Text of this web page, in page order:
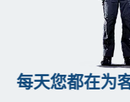
每天您都在为